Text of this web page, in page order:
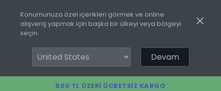
Konumunuza özel içerikleri görmek ve online
alışveriş yapmak için başka bir ülkeyi veya bölgeyi
seçin.
Devam
500 TL ÜZERI ÜCRETSIZ KARGO